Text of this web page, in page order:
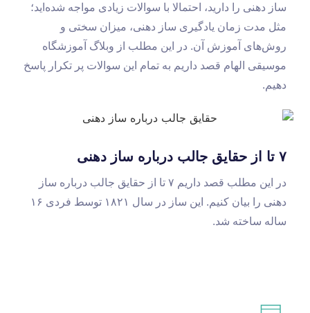
ساز دهنی را دارید، احتمالا با سوالات زیادی مواجه شده‌اید؛
مثل مدت زمان یادگیری ساز دهنی، میزان سختی و
روش‌های آموزش آن. در این مطلب از وبلاگ آموزشگاه
موسیقی الهام قصد داریم به تمام این سوالات پر تکرار پاسخ
دهیم.
۷ تا از حقایق جالب درباره ساز دهنی
در این مطلب قصد داریم ۷ تا از حقایق جالب درباره ساز
دهنی را بیان کنیم. این ساز در سال ۱۸۲۱ توسط فردی ۱۶
ساله ساخته شد.